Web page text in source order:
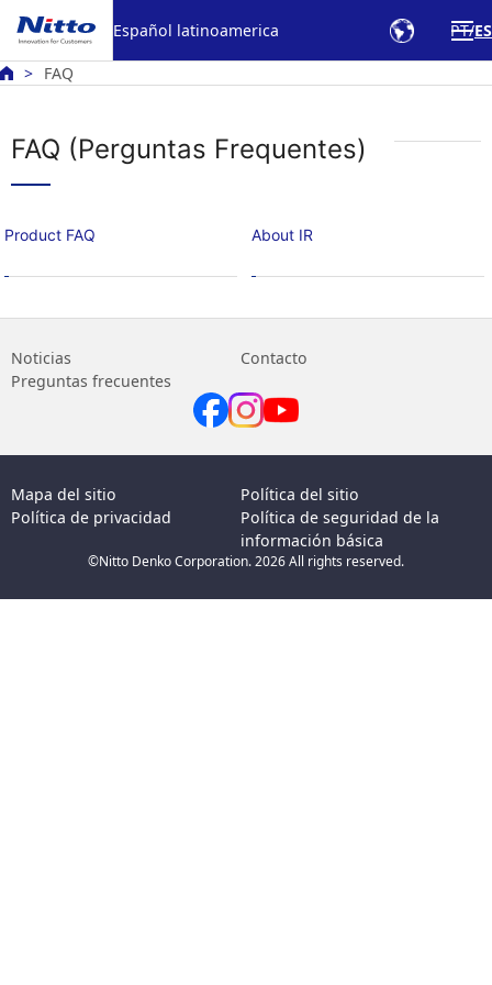
Español latinoamerica PT ES
FAQ
FAQ (Perguntas Frequentes)
Product FAQ About IR
Noticias
Contacto
Preguntas frecuentes
Mapa del sitio
Política del sitio
Política de privacidad
Política de seguridad de la
información básica
©Nitto Denko Corporation. 2026 All rights reserved.